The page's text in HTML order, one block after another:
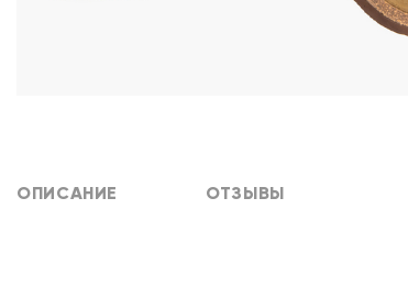
ОПИСАНИЕ ОТЗЫВЫ